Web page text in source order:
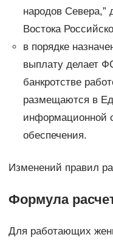
народов Севера,”
Востока
в порядке
выплату делает
банкротстве
размещаются в
информационной
обеспечения.
Изменений правил
Формула
Для работающих